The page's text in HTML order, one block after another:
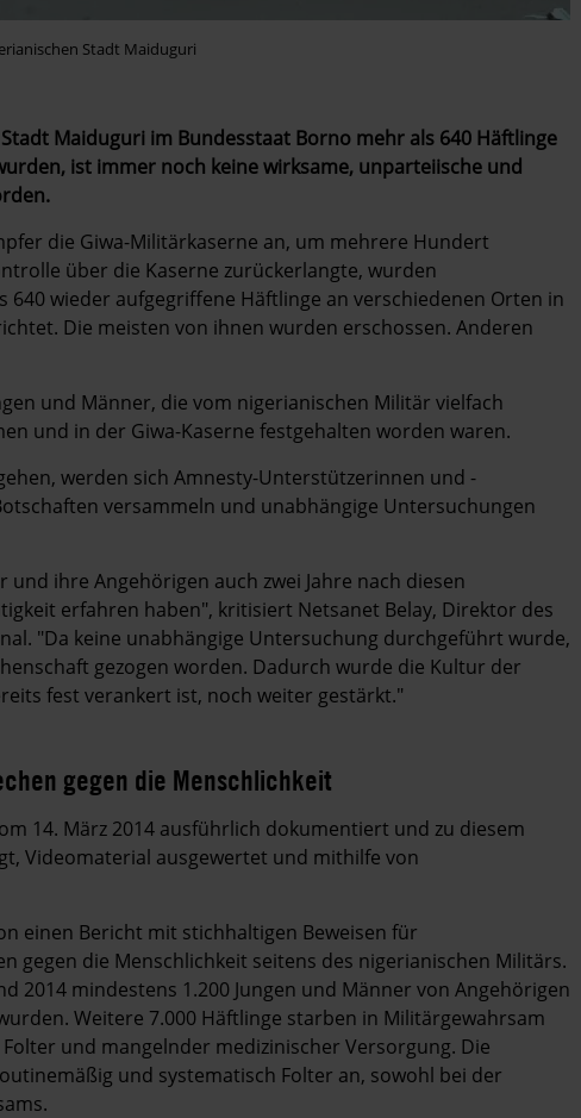
Stadt Maiduguri
Maiduguri im Bundesstaat Borno mehr als 640 Häftlinge
ist immer noch keine wirksame, unparteiische und
die Giwa-Militärkaserne an, um mehrere Hundert
über die Kaserne zurückerlangte, wurden
wieder aufgegriffene Häftlinge an verschiedenen Orten in
Die meisten von ihnen wurden erschossen. Anderen
und Männer, die vom nigerianischen Militär vielfach
und in der Giwa-Kaserne festgehalten worden waren.
werden sich Amnesty-Unterstützerinnen und -
versammeln und unabhängige Untersuchungen
und ihre Angehörigen auch zwei Jahre nach diesen
erfahren haben", kritisiert Netsanet Belay, Direktor des
"Da keine unabhängige Untersuchung durchgeführt wurde,
gezogen worden. Dadurch wurde die Kultur der
fest verankert ist, noch weiter gestärkt."
gegen die Menschlichkeit
14. März 2014 ausführlich dokumentiert und zu diesem
Videomaterial ausgewertet und mithilfe von
einen Bericht mit stichhaltigen Beweisen für
gegen die Menschlichkeit seitens des nigerianischen Militärs.
2014 mindestens 1.200 Jungen und Männer von Angehörigen
Weitere 7.000 Häftlinge starben in Militärgewahrsam
und mangelnder medizinischer Versorgung. Die
und systematisch Folter an, sowohl bei der